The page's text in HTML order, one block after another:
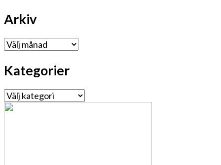
Arkiv
Arkiv
Kategorier
Kategorier